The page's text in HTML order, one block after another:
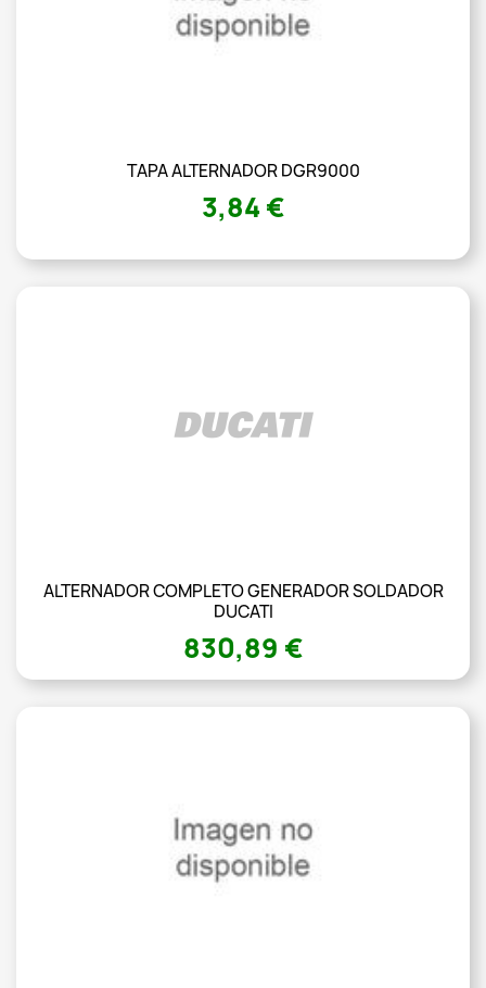
TAPA ALTERNADOR DGR9000
3,84 €
ALTERNADOR COMPLETO GENERADOR SOLDADOR
DUCATI
830,89 €